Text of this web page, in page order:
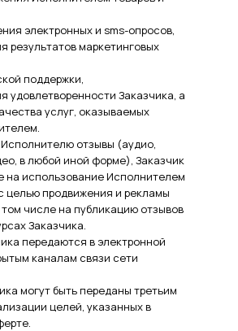
электронных и sms-опросов,
результатов маркетинговых
поддержки,
удовлетворенности Заказчика, а
услуг, оказываемых
отзывы (аудио,
в любой иной форме), Заказчик
на использование Исполнителем
целью продвижения и рекламы
том числе на публикацию отзывов
Заказчика.
передаются в электронной
каналам связи сети
могут быть переданы третьим
целей, указанных в